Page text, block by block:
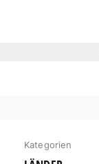
Kategorien